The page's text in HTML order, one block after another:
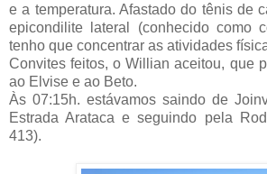
e a temperatura. Afastado do tênis de
epicondilite lateral (conhecido como
tenho que concentrar as atividades
Convites feitos, o Willian aceitou, que
ao Elvise e ao Beto.
Às 07:15h. estávamos saindo de
Estrada Arataca e seguindo pela
413).